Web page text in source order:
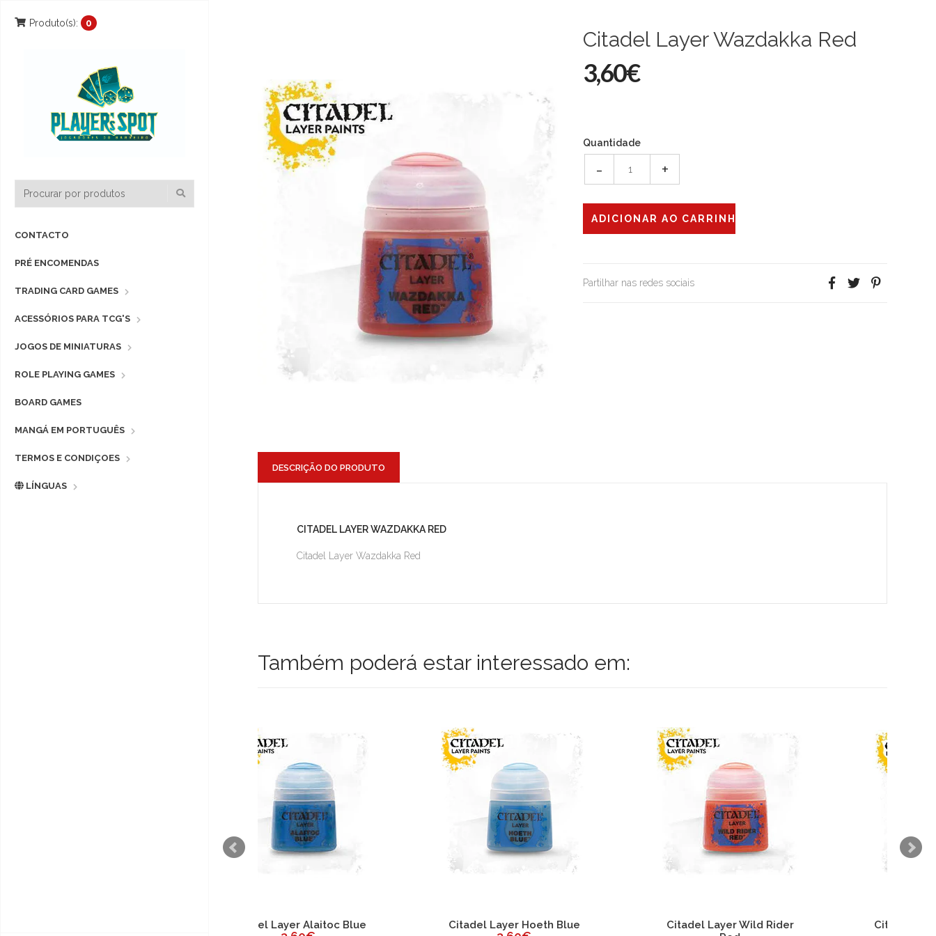
Produto(s): 0
CONTACTO
PRÉ ENCOMENDAS
TRADING CARD GAMES
ACESSÓRIOS PARA TCG'S
JOGOS DE MINIATURAS
ROLE PLAYING GAMES
BOARD GAMES
MANGÁ EM PORTUGUÊS
TERMOS E CONDIÇOES
LÍNGUAS
Citadel Layer Wazdakka Red
3,60€
Quantidade
- +
Partilhar nas redes sociais
DESCRIÇÃO DO PRODUTO
CITADEL LAYER WAZDAKKA RED
Citadel Layer Wazdakka Red
Também poderá estar interessado em:
Citadel Layer Hoeth Blue
Citadel Layer Wild Rider
Citadel Layer Elysian Green